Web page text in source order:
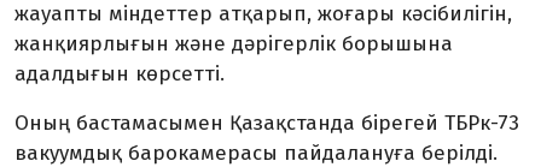
жауапты міндеттер атқарып, жоғары кәсібилігін,
жанқиярлығын және дәрігерлік борышына
адалдығын көрсетті.
Оның бастамасымен Қазақстанда бірегей ТБРк-73
вакуумдық барокамерасы пайдалануға берілді.